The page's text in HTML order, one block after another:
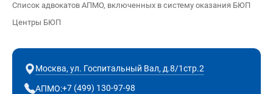
Список адвокатов АПМО, включенных в систему оказания БЮП
Центры БЮП
Москва, ул. Госпитальный Вал, д.8/1стр.2
АПМО:+7 (499) 130-97-98